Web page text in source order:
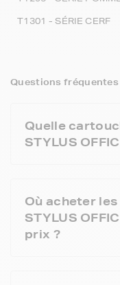
T1301 - SÉRIE CERF
Questions fréquentes
Quelle
STYLUS
Où acheter
STYLUS
prix ?